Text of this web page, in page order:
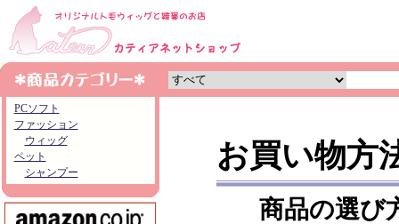
PCソフト
ファッション
ウィッグ
ペット
シャンプー
お買い物方
商品の選び